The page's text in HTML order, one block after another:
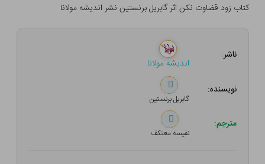
کتاب زود قضاوت نکن اثر گابریل برنستین نشر اندیشه مولانا
ناشر:
اندیشه مولانا
نویسنده:
گابریل برنستین
مترجم:
نفیسه معتکف